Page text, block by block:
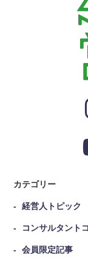
カテゴリー
経営人トピック
コンサルタント
会員限定記事